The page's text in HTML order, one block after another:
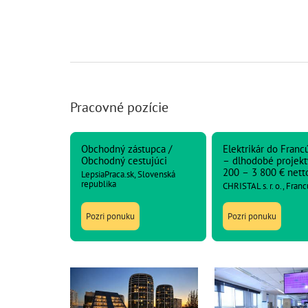
Pracovné pozície
Obchodný zástupca /
Obchodný cestujúci
LepsiaPraca.sk, Slovenská
republika
Pozri ponuku
Elektrikár do
– dlhodobé
200 – 3 800 €
CHRISTAL s. r. o.,
Pozri ponuku